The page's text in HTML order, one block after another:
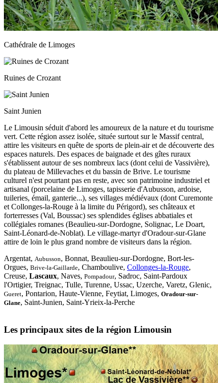
Cathédrale de Limoges
Ruines de Crozant
Saint Junien
Le Limousin séduit d'abord les amoureux de la nature et du tourisme
vert. Cette région assez isolée, située surtout sur le Massif central,
attire les visiteurs en quête de sports de plein-air et de découverte des
espaces naturels. Des espaces de baignade et des gîtes ruraux
s'établissent autour de ses nombreux lacs (dont celui de Vassivière),
du plateau de Millevaches et du bassin de Brive. Le tourisme
culturel n'est pourtant pas en reste, avec son patrimoine industriel et
artisanal (porcelaine de Limoges, tapisserie d'Aubusson, ardoise,
tuileries, émail, ganterie...), ses villages médiévaux (dont Curemonte
et Collonges-la-Rouge à la limite du Périgord), ses châteaux et
forterresses (Val, Boussac) ses splendides églises abbatiales et
collégiales romanes (Beaulieu-sur-Dordogne, Solignac, Le Doart,
Saint-Léonard-de-Noblat). Le village-martyr d'Oradour-sur-Glane
attire de loin le plus grand nombre de visiteurs dans la région.
Argentat, Aubusson, Bonnat, Beaulieu-sur-Dordogne, Bort-les-
Orgues, Brive-la-Gaillarde, Chamboulive, Collonges-la-Rouge,
Creuse, Lascaux, Naves, Pompadour, Sadroc, Saint-Pardoux
l'Ortigier, Treignac, Tulle, Turenne, Ussac, Uzerche, Varetz, Glenic,
Gueret, Pontarion, Haute-Vienne, Feytiat, Limoges, Oradour-sur-
Glane, Saint-Junien, Saint-Yrieix-la-Perche
Les principaux sites de la région Limousin